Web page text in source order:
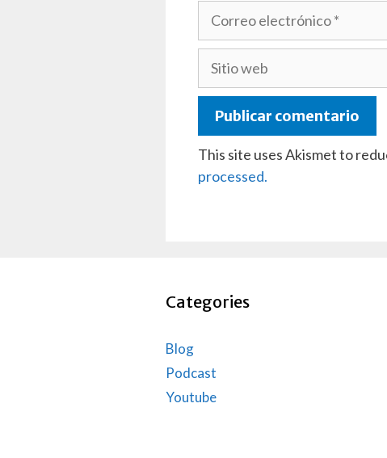
This site uses Akismet to
processed.
Categories
Blog
Podcast
Youtube